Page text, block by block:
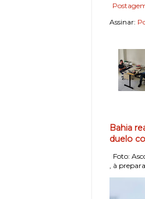
Assinar:
Bahia
duelo
Foto:
, à